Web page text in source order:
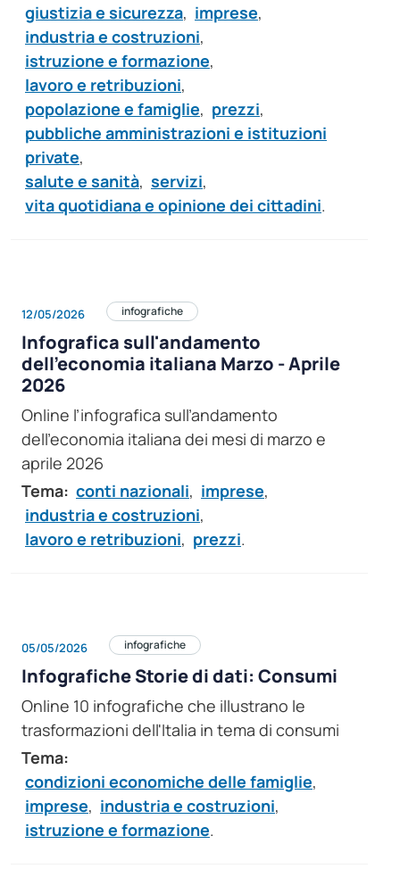
giustizia e sicurezza, imprese,
industria e costruzioni,
istruzione e formazione,
lavoro e retribuzioni,
popolazione e famiglie, prezzi,
pubbliche amministrazioni e istituzioni
private,
salute e sanità, servizi,
vita quotidiana e opinione dei cittadini.
12/05/2026 infografiche
Infografica sull'andamento
dell’economia italiana Marzo - Aprile
2026
Online l’infografica sull’andamento
dell’economia italiana dei mesi di marzo e
aprile 2026
Tema: conti nazionali, imprese,
industria e costruzioni,
lavoro e retribuzioni, prezzi.
05/05/2026 infografiche
Infografiche Storie di dati: Consumi
Online 10 infografiche che illustrano le
trasformazioni dell'Italia in tema di consumi
Tema:
condizioni economiche delle famiglie,
imprese, industria e costruzioni,
istruzione e formazione.